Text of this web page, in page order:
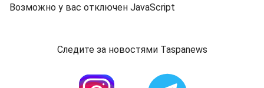
Возможно у вас отключен JavaScript
Следите за новостями Taspanews